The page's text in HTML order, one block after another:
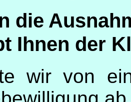
die
Ihnen der
wir von